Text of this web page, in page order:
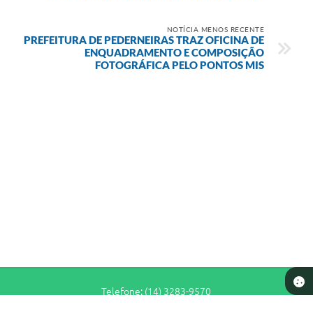
NOTÍCIA MENOS RECENTE
PREFEITURA DE PEDERNEIRAS TRAZ OFICINA DE
ENQUADRAMENTO E COMPOSIÇÃO
FOTOGRÁFICA PELO PONTOS MIS
Telefone: (14) 3283-9570